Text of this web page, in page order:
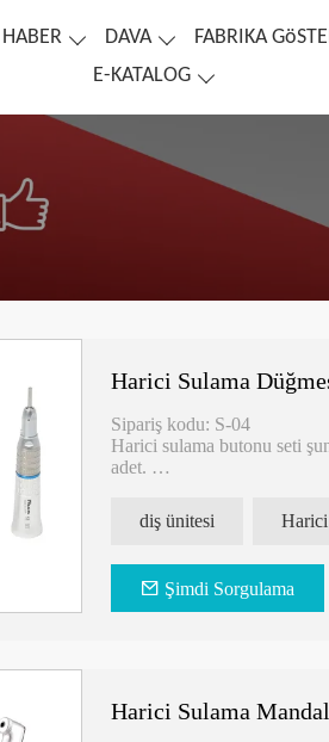
HABER DAVA FABRIKA
E-KATALOG
Harici Sulama
Sipariş kodu: S-04
Harici sulama butonu seti
adet.
4 veya 2 delikli hava
diş ünitesi Harici
Şimdi Sorgulama
Harici Sulama